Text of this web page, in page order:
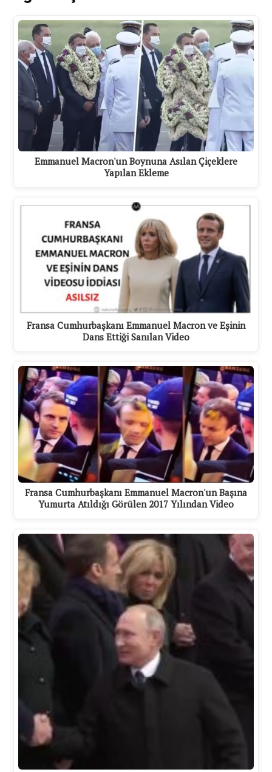
Emmanuel Macron'un Boynuna Asılan Çiçeklere
Yapılan Ekleme
Fransa Cumhurbaşkanı Emmanuel Macron ve Eşinin
Dans Ettiği Sanılan Video
Fransa Cumhurbaşkanı Emmanuel Macron'un Başına
Yumurta Atıldığı Görülen 2017 Yılından Video